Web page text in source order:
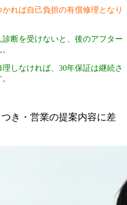
れば自己負担の有償修理となり
断を受けないと、後のアフター
しなければ、30年保証は継続さ
き・営業の提案内容に差